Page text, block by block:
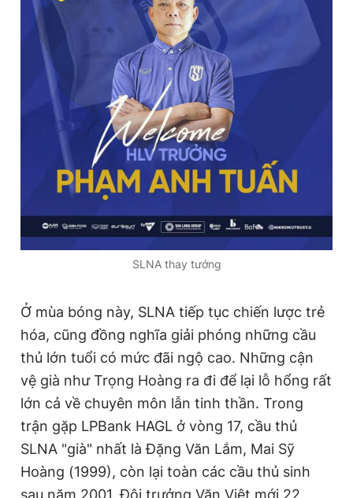
SLNA thay tướng
Ở mùa bóng này, SLNA tiếp tục chiến lược trẻ
hóa, cũng đồng nghĩa giải phóng những cầu
thủ lớn tuổi có mức đãi ngộ cao. Những cận
vệ già như Trọng Hoàng ra đi để lại lỗ hổng rất
lớn cả về chuyên môn lẫn tinh thần. Trong
trận gặp LPBank HAGL ở vòng 17, cầu thủ
SLNA "già" nhất là Đặng Văn Lắm, Mai Sỹ
Hoàng (1999), còn lại toàn các cầu thủ sinh
sau năm 2001. Đội trưởng Văn Việt mới 22